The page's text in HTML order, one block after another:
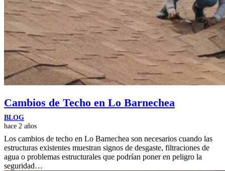
Cambios de Techo en Lo Barnechea
BLOG
hace 2 años
Los cambios de techo en Lo Barnechea son necesarios cuando las
estructuras existentes muestran signos de desgaste, filtraciones de
agua o problemas estructurales que podrían poner en peligro la
seguridad…